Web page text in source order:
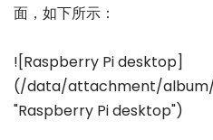
面，如下所示：
![Raspberry Pi desktop]
(/data/attachment/album/
"Raspberry Pi desktop")